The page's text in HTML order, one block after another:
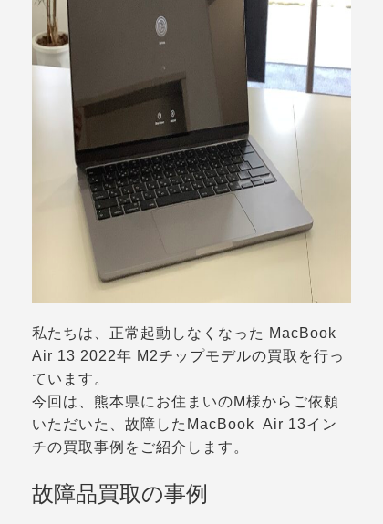
私たちは、正常起動しなくなった MacBook
Air 13 2022年 M2チップモデルの買取を行っ
ています。
今回は、熊本県にお住まいのM様からご依頼
いただいた、故障したMacBook Air 13イン
チの買取事例をご紹介します。
故障品買取の事例